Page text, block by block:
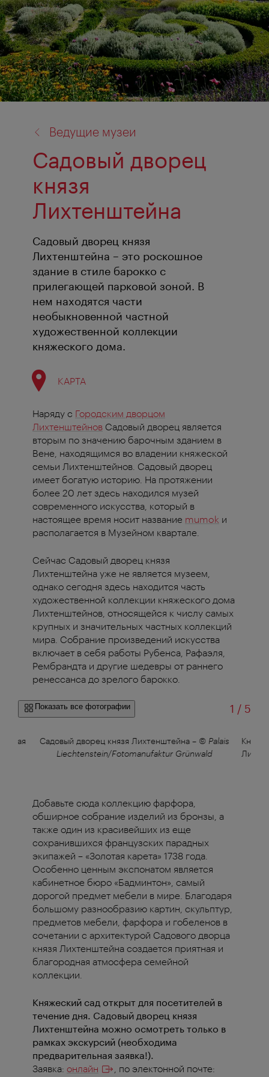
Ведущие музеи
Садовый дворец
князя
Лихтенштейна
Садовый дворец князя
Лихтенштейна – это роскошное
здание в стиле барокко с
прилегающей парковой зоной. В
нем находятся части
необыкновенной частной
художественной коллекции
княжеского дома.
КАРТА
Наряду с Городским дворцом
Лихтенштейнов Садовый дворец является
вторым по значению барочным зданием в
Вене, находящимся во владении княжеской
семьи Лихтенштейнов. Садовый дворец
имеет богатую историю. На протяжении
более 20 лет здесь находился музей
современного искусства, который в
настоящее время носит название mumok и
располагается в Музейном квартале.
Сейчас Садовый дворец князя
Лихтенштейна уже не является музеем,
однако сегодня здесь находится часть
художественной коллекции княжеского дома
Лихтенштейнов, относящейся к числу самых
крупных и значительных частных коллекций
мира. Собрание произведений искусства
включает в себя работы Рубенса, Рафаэля,
Рембрандта и другие шедевры от раннего
ренессанса до зрелого барокко.
Показать все фотографии 1 /из
5
Садовый дворец князя Лихтенштейна– © Palais
Liechtenstein/Fotomanufaktur Grünwald
Добавьте сюда коллекцию фарфора,
обширное собрание изделий из бронзы, а
также один из красивейших из еще
сохранившихся французских парадных
экипажей – «Золотая карета» 1738 года.
Особенно ценным экспонатом является
кабинетное бюро «Бадминтон», самый
дорогой предмет мебели в мире. Благодаря
большому разнообразию картин, скульптур,
предметов мебели, фарфора и гобеленов в
сочетании с архитектурой Садового дворца
князя Лихтенштейна создается приятная и
благородная атмосфера семейной
коллекции.
Княжеский сад открыт для посетителей в
течение дня. Садовый дворец князя
Лихтенштейна можно осмотреть только в
рамках экскурсий (необходима
предварительная заявка!).
Заявка: онлайн
, по электонной почте: